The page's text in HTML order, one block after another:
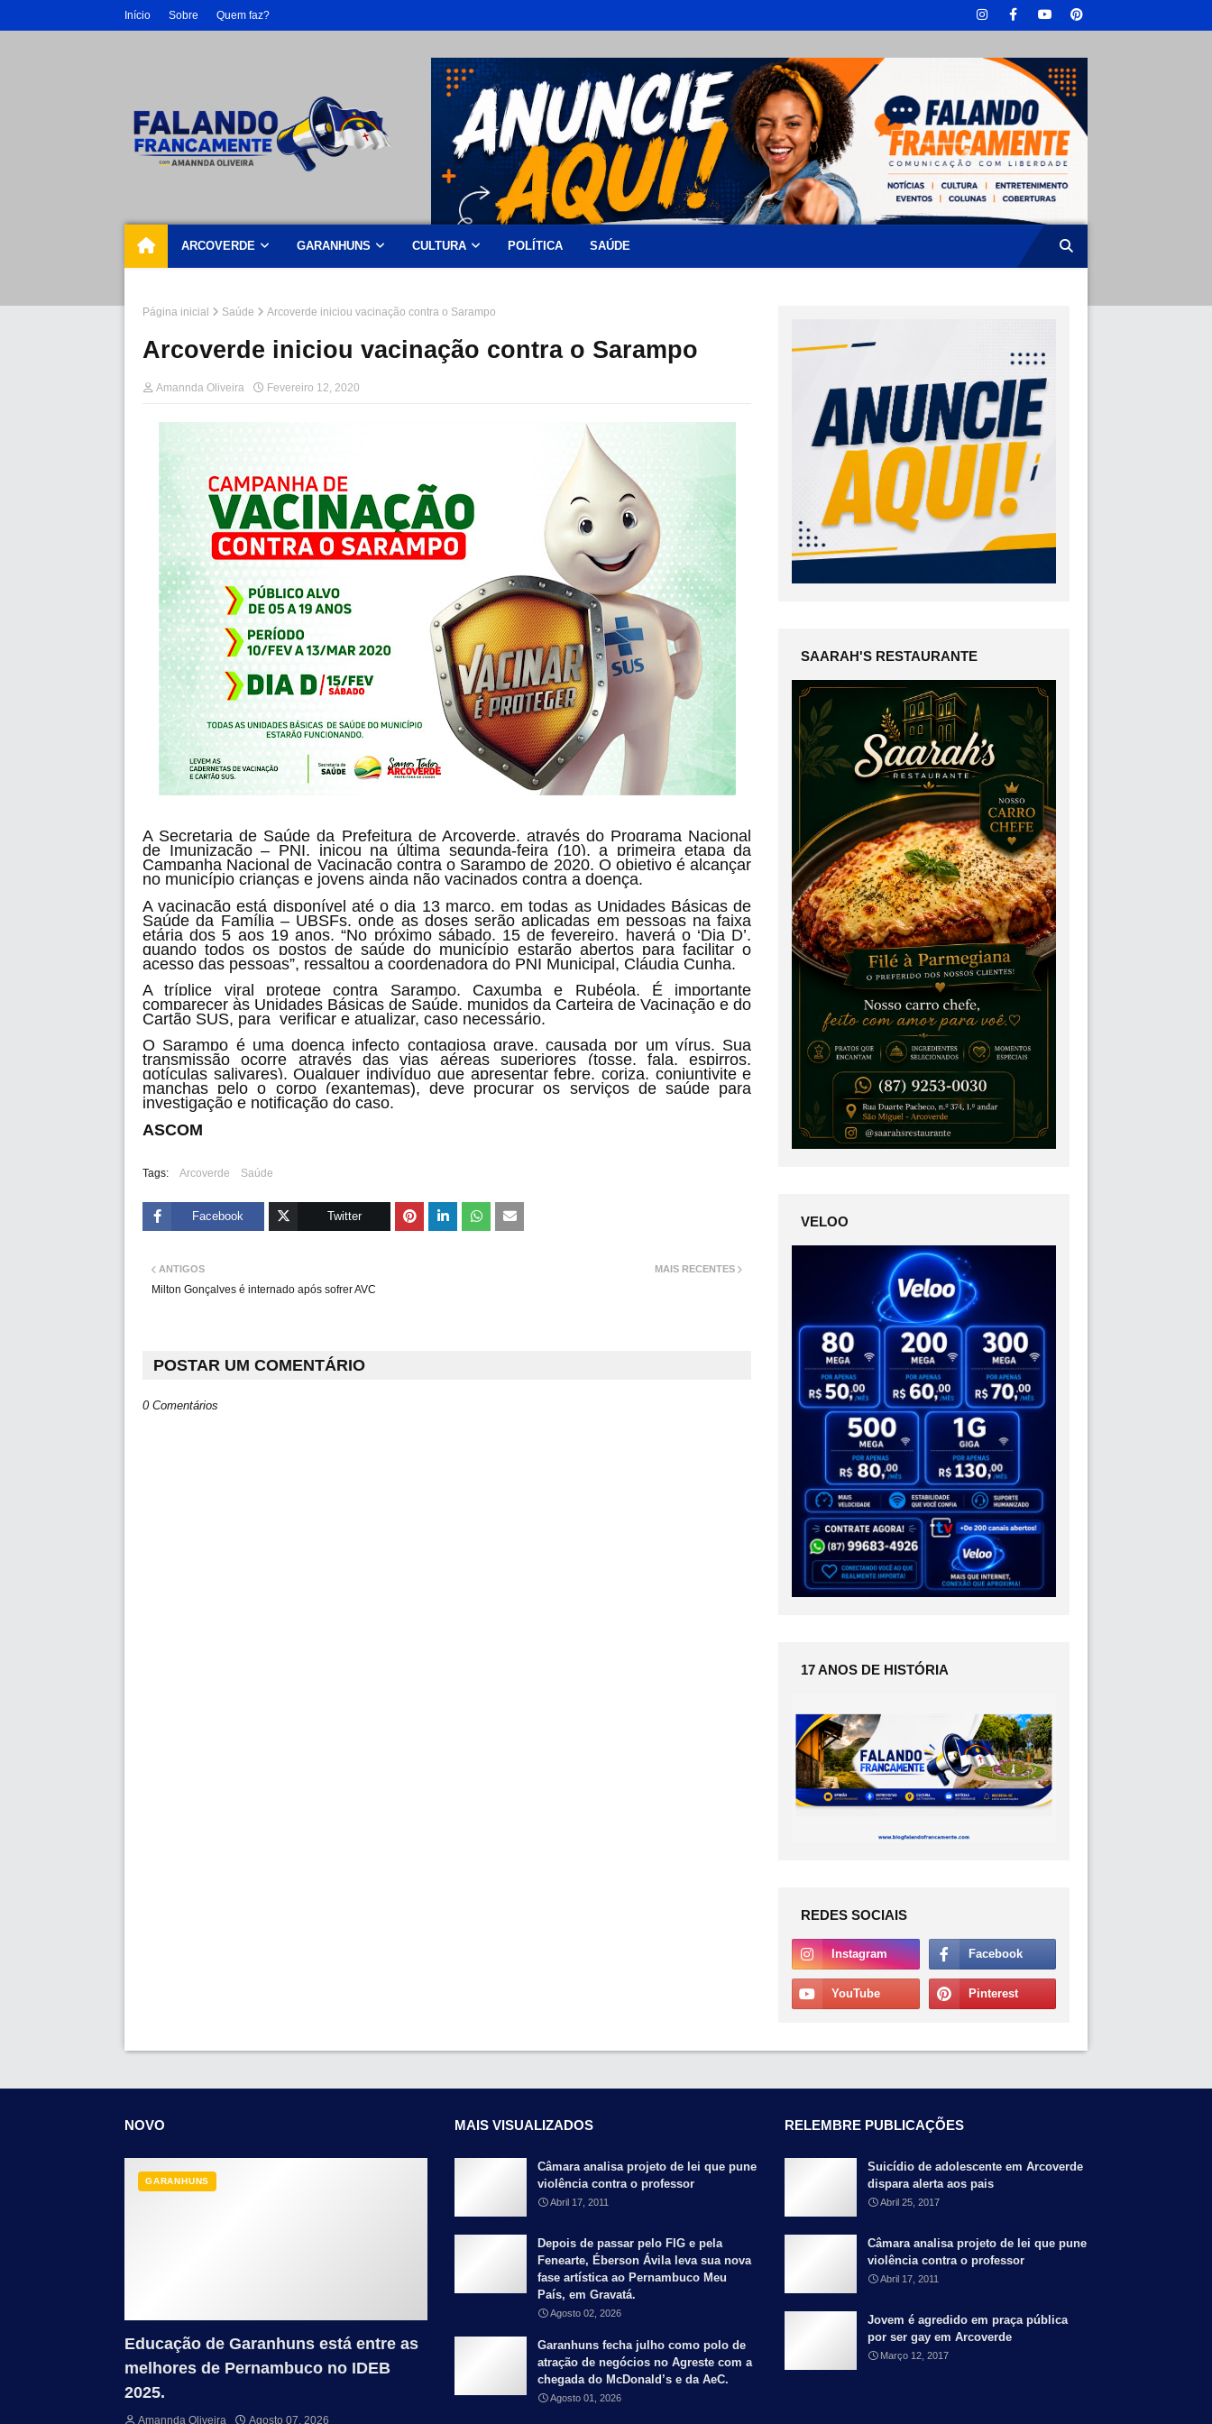
Início Sobre Quem faz?
ARCOVERDE GARANHUNS CULTURA POLÍTICA SAÚDE
Página inicial Saúde Arcoverde iniciou vacinação contra o Sarampo
Arcoverde iniciou vacinação contra o Sarampo
Amannda Oliveira Fevereiro 12, 2020
A Secretaria de Saúde da Prefeitura de Arcoverde, através do Programa Nacional
de Imunização – PNI, inicou na última segunda-feira (10), a primeira etapa da
Campanha Nacional de Vacinação contra o Sarampo de 2020. O objetivo é alcançar
no município crianças e jovens ainda não vacinados contra a doença.
A vacinação está disponível até o dia 13 março, em todas as Unidades Básicas de
Saúde da Família – UBSFs, onde as doses serão aplicadas em pessoas na faixa
etária dos 5 aos 19 anos. “No próximo sábado, 15 de fevereiro, haverá o ‘Dia D’,
quando todos os postos de saúde do município estarão abertos para facilitar o
acesso das pessoas”, ressaltou a coordenadora do PNI Municipal, Cláudia Cunha.
A tríplice viral protege contra Sarampo, Caxumba e Rubéola. É importante
comparecer às Unidades Básicas de Saúde, munidos da Carteira de Vacinação e do
Cartão SUS, para verificar e atualizar, caso necessário.
O Sarampo é uma doença infecto contagiosa grave, causada por um vírus. Sua
transmissão ocorre através das vias aéreas superiores (tosse, fala, espirros,
gotículas salivares). Qualquer indivíduo que apresentar febre, coriza, conjuntivite e
manchas pelo o corpo (exantemas), deve procurar os serviços de saúde para
investigação e notificação do caso.
ASCOM
Tags: Arcoverde Saúde
Facebook Twitter
MAIS RECENTES
ANTIGOS
Milton Gonçalves é internado após sofrer AVC
POSTAR UM COMENTÁRIO
0 Comentários
SAARAH'S RESTAURANTE
VELOO
17 ANOS DE HISTÓRIA
REDES SOCIAIS
NOVO
GARANHUNS
Educação de Garanhuns está entre as
melhores de Pernambuco no IDEB
2025.
Amannda Oliveira Agosto 07, 2026
MAIS VISUALIZADOS
Câmara analisa projeto de lei que pune
violência contra o professor
Abril 17, 2011
Depois de passar pelo FIG e pela
Fenearte, Éberson Ávila leva sua nova
fase artística ao Pernambuco Meu
País, em Gravatá.
Agosto 02, 2026
Garanhuns fecha julho como polo de
atração de negócios no Agreste com a
chegada do McDonald’s e da AeC.
Agosto 01, 2026
RELEMBRE PUBLICAÇÕES
Suicídio de adolescente em Arcoverde
dispara alerta aos pais
Abril 25, 2017
Câmara analisa projeto de lei que pune
violência contra o professor
Abril 17, 2011
Jovem é agredido em praça pública
por ser gay em Arcoverde
Março 12, 2017